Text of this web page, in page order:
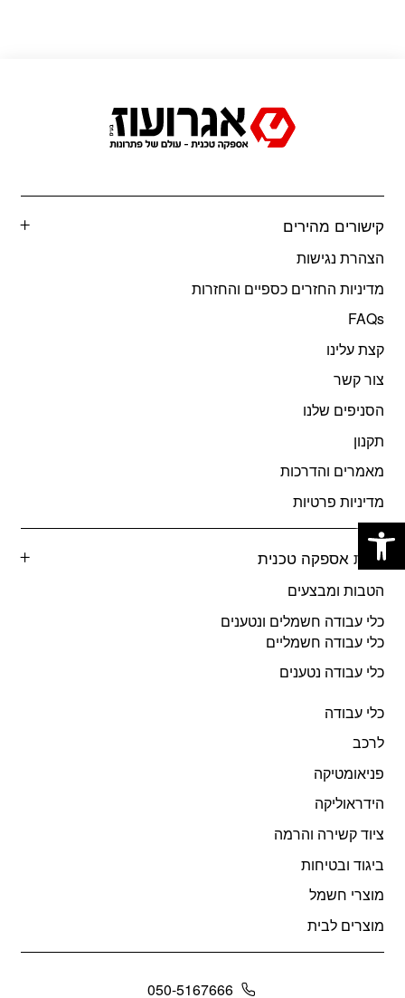
קישורים מהירים
הצהרת נגישות
מדיניות החזרים כספיים והחזרות
FAQs
קצת עלינו
צור קשר
הסניפים שלנו
תקנון
מאמרים והדרכות
מדיניות פרטיות
חנות אספקה טכנית
הטבות ומבצעים
כלי עבודה חשמלים ונטענים
כלי עבודה חשמליים
כלי עבודה נטענים
כלי עבודה
לרכב
פניאומטיקה
הידראוליקה
ציוד קשירה והרמה
ביגוד ובטיחות
מוצרי חשמל
מוצרים לבית
050-5167666
פתח סרגל נגישות